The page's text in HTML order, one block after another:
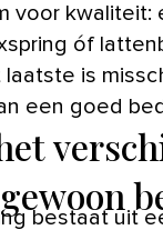
voor
óf
laatste is
een goed
bestaat uit